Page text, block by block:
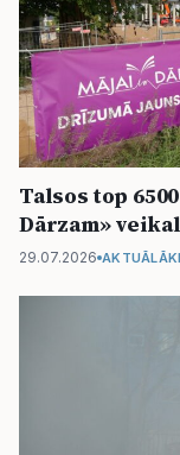
Talsos top
Dārzam»
29.07.2026